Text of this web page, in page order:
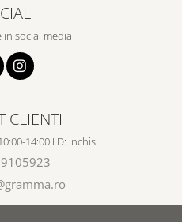
in social media
CLIENTI
14:00 I D: Inchis